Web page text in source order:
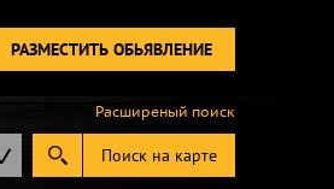
РАЗМЕСТИТЬ ОБЬЯВЛЕНИЕ
Поиск на карте
Расширеный поиск